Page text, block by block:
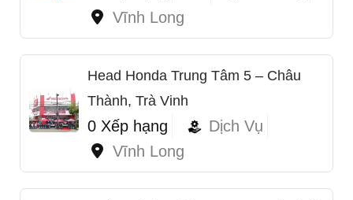
Vĩnh Long
Head Honda Trung Tâm 5 – Châu
Thành, Trà Vinh
0 Xếp hạng
Dịch Vụ
Vĩnh Long